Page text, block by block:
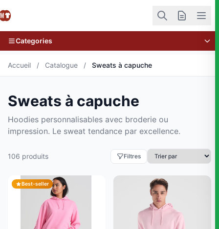
Categories
Accueil / Catalogue / Sweats à capuche
Sweats à capuche
Hoodies personnalisables avec broderie ou
impression. Le sweat tendance par excellence.
106 produits Filtres
Best-seller